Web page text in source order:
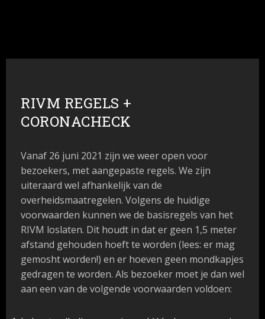
RIVM REGELS +
CORONACHECK
Vanaf 26 juni 2021 zijn we weer open voor
bezoekers, met aangepaste regels. We zijn
uiteraard wel afhankelijk van de
overheidsmaatregelen. Volgens de huidige
voorwaarden kunnen we de basisregels van het
RIVM loslaten. Dit houdt in dat er geen 1,5 meter
afstand gehouden hoeft te worden (lees: er mag
gemosht worden!) en er hoeven geen mondkapjes
gedragen te worden. Als bezoeker moet je dan wel
aan een van de volgende voorwaarden voldoen: